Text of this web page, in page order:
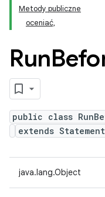
Metody publiczne
oceniać,
Run
public class
extends Statement
java.lang.Object